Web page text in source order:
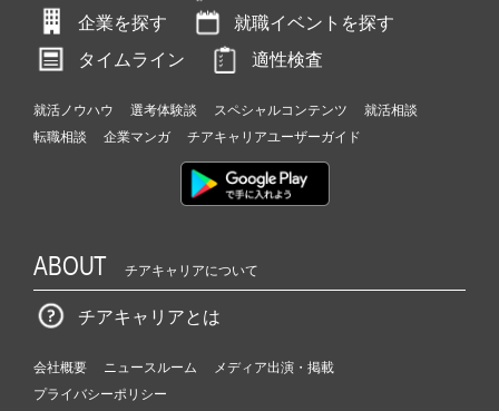
企業を探す
就職イベントを探す
タイムライン
適性検査
就活ノウハウ 選考体験談 スペシャルコンテンツ
就活相談
転職相談
企業マンガ チアキャリアユーザーガイド
ABOUT チアキャリアについて
チアキャリアとは
会社概要 ニュースルーム
メディア出演・掲載
プライバシーポリシー